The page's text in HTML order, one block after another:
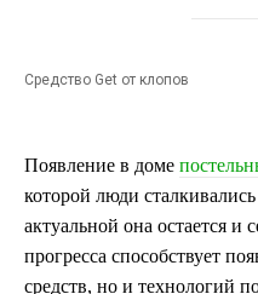
Средство Get от клопов
Появление в доме
которой люди
актуальной она остается и
прогресса способствует
средств, но и технологий